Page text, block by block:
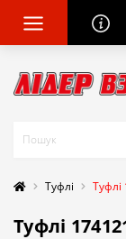
Tуфлі Туфлі
Туфлі